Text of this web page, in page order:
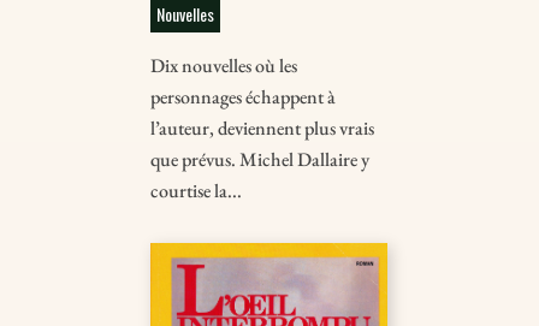
Nouvelles
Dix nouvelles où les
personnages échappent à
l’auteur, deviennent plus vrais
que prévus. Michel Dallaire y
courtise la...